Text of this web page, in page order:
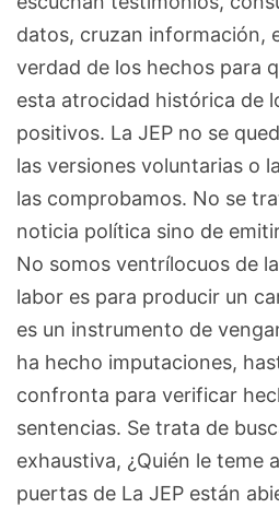
datos, cruzan información,
verdad de los hechos para
esta atrocidad histórica de
positivos. La JEP no se
las versiones voluntarias o
las comprobamos. No se
noticia política sino de
No somos ventrílocuos de
labor es para producir un
es un instrumento de
ha hecho imputaciones,
confronta para verificar
sentencias. Se trata de
exhaustiva, ¿Quién le teme
puertas de La JEP están